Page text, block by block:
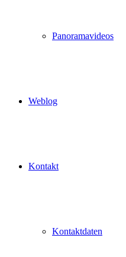
Panoramavideos
Weblog
Kontakt
Kontaktdaten